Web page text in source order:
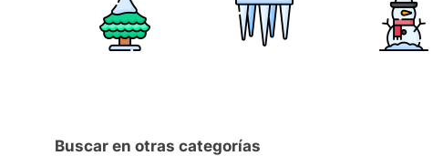
Buscar en otras categorías